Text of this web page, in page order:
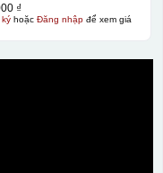
₫
hoặc Đăng nhậpđể xem giá